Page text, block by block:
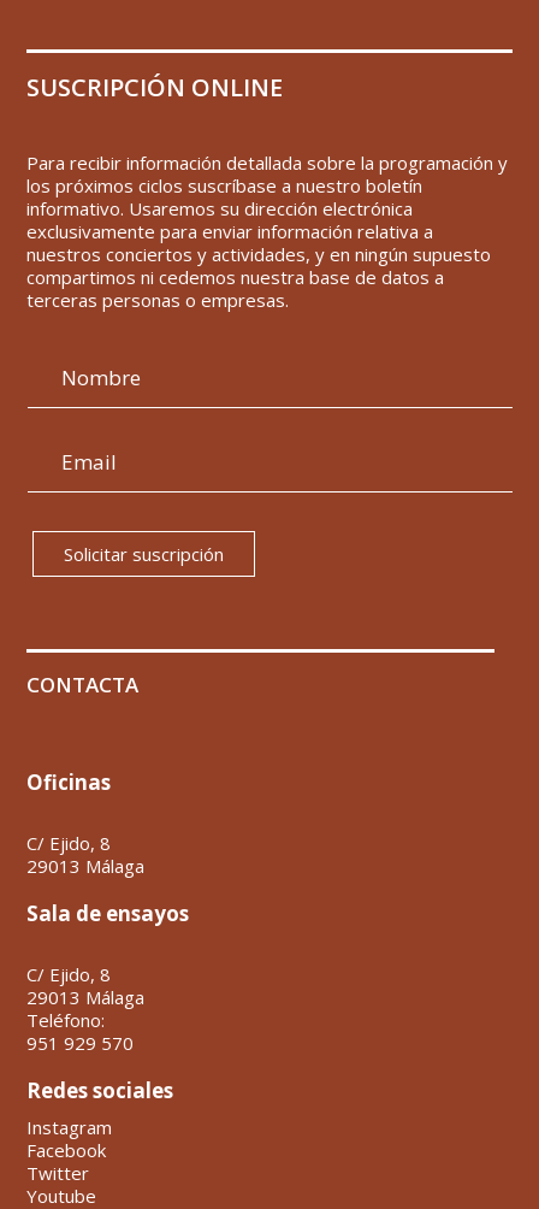
SUSCRIPCIÓN ONLINE
Para recibir información detallada sobre la programación y
los próximos ciclos suscríbase a nuestro boletín
informativo. Usaremos su dirección electrónica
exclusivamente para enviar información relativa a
nuestros conciertos y actividades, y en ningún supuesto
compartimos ni cedemos nuestra base de datos a
terceras personas o empresas.
Solicitar suscripción
CONTACTA
Oficinas
C/ Ejido, 8
29013 Málaga
Sala de ensayos
C/ Ejido, 8
29013 Málaga
Teléfono:
951 929 570
Redes sociales
Instagram
Facebook
Twitter
Youtube